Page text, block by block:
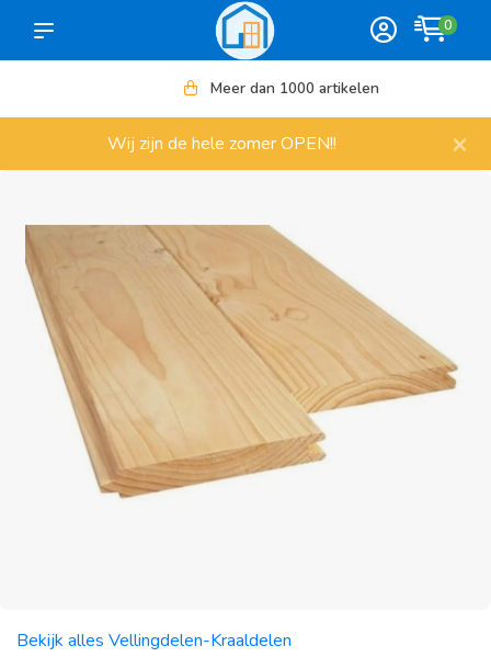
0
Meer dan 1000 artikelen
Wij zijn de hele zomer OPEN!! ×
Bekijk alles Vellingdelen-Kraaldelen